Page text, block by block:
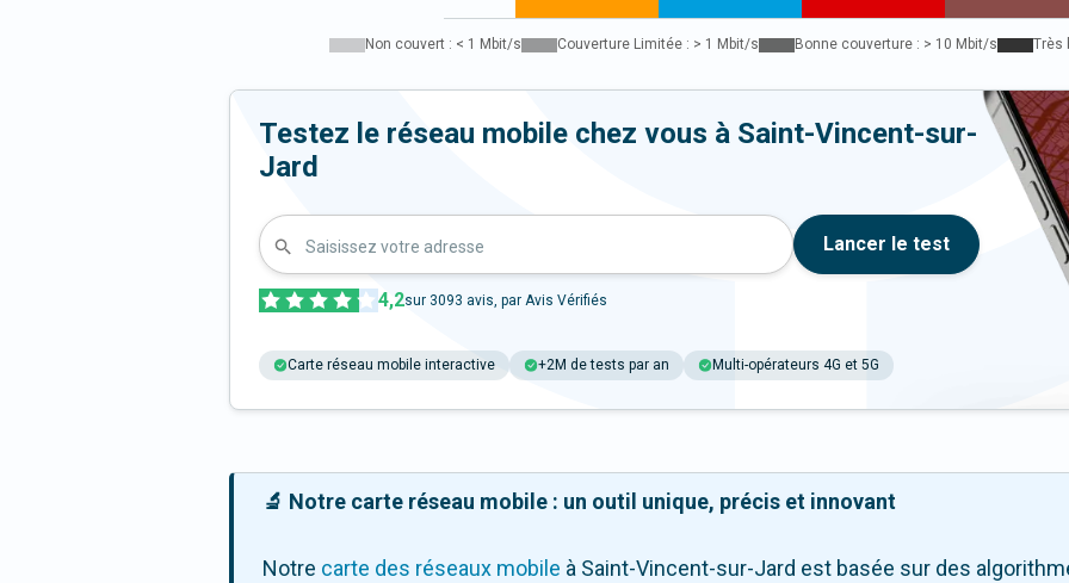
Non couvert : < 1 Mbit/s Couverture Limitée : > 1 Mbit/s Bonne couverture : > 10 Mbit/s Très
Testez le réseau mobile chez vous à Saint-Vincent-sur-
Jard
Saisissez votre adresse Lancer le test
4,2sur 3093 avis, par Avis Vérifiés
Carte réseau mobile interactive +2M de tests par an Multi-opérateurs 4G et 5G
🔬 Notre carte réseau mobile : un outil unique, précis et innovant
Notre carte des réseaux mobile à Saint-Vincent-sur-Jard est basée sur des